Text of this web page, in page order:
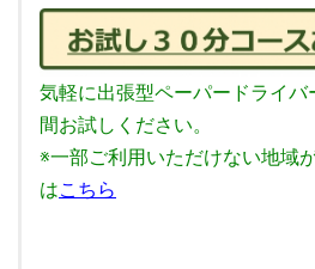
気軽に出張型ペーパードライバ
間お試しください。
※一部ご利用いただけない地域
はこちら